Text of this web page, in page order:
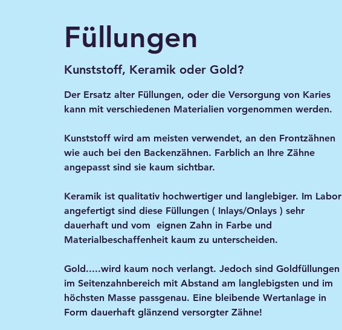
Füllungen
Kunststoff, Keramik oder Gold?
Der Ersatz alter Füllungen, oder die Versorgung von Karies
kann mit verschiedenen Materialien vorgenommen werden.
Kunststoff wird am meisten verwendet, an den Frontzähnen
wie auch bei den Backenzähnen. Farblich an Ihre Zähne
angepasst sind sie kaum sichtbar.
Keramik ist qualitativ hochwertiger und langlebiger. Im Labor
angefertigt sind diese Füllungen ( Inlays/Onlays ) sehr
dauerhaft und vom eignen Zahn in Farbe und
Materialbeschaffenheit kaum zu unterscheiden.
Gold.....wird kaum noch verlangt. Jedoch sind Goldfüllungen
im Seitenzahnbereich mit Abstand am langlebigsten und im
höchsten Masse passgenau. Eine bleibende Wertanlage in
Form dauerhaft glänzend versorgter Zähne!